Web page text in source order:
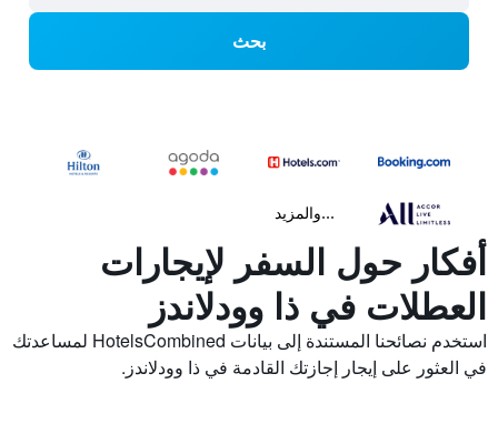
بحث
...والمزيد
أفكار حول السفر لإيجارات
العطلات في ذا وودلاندز
استخدم نصائحنا المستندة إلى بيانات HotelsCombined لمساعدتك
في العثور على إيجار إجازتك القادمة في ذا وودلاندز.